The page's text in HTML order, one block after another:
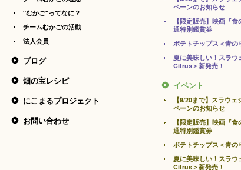
"むかご"ってなに？
チームむかごの活動
法人会員
ブログ
畑の宝レシピ
にこまるプロジェクト
お問い合わせ
ペーンのお知らせ
【限定販売】映画『
通特別鑑賞券
ポテトチップス＜青の
夏に美味しい！スラ
Citrus＞新発売！
イベント
【9/20まで】スラウ
ペーンのお知らせ
【限定販売】映画『
通特別鑑賞券
ポテトチップス＜青の
夏に美味しい！スラ
Citrus＞新発売！